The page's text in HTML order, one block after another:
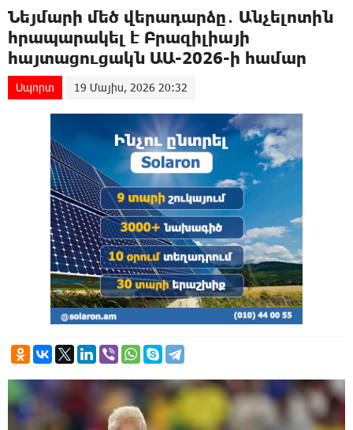
Նեյմարի մեծ վերադարձը․ Անչելոտին
հրապարակել է Բրազիլիայի
հայտացուցակն ԱԱ-2026-ի համար
Սպորտ 19 Մայիս, 2026 20:32